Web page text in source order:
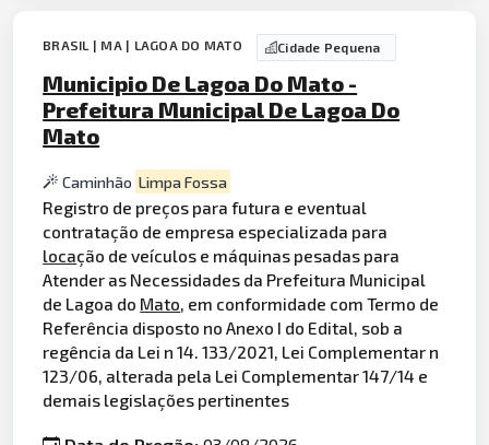
BRASIL | MA | LAGOA DO MATO Cidade Pequena
Municipio De Lagoa Do Mato -
Prefeitura Municipal De Lagoa Do
Mato
Caminhão Limpa Fossa
Registro de preços para futura e eventual
contratação de empresa especializada para
locação de veículos e máquinas pesadas para
Atender as Necessidades da Prefeitura Municipal
de Lagoa do Mato, em conformidade com Termo de
Referência disposto no Anexo I do Edital, sob a
regência da Lei n 14. 133/2021, Lei Complementar n
123/06, alterada pela Lei Complementar 147/14 e
demais legislações pertinentes